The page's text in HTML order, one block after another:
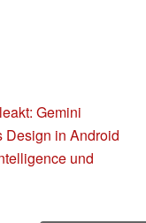
Gemini
Design in Android
und